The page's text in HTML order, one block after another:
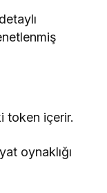
token içerir.
oynaklığı